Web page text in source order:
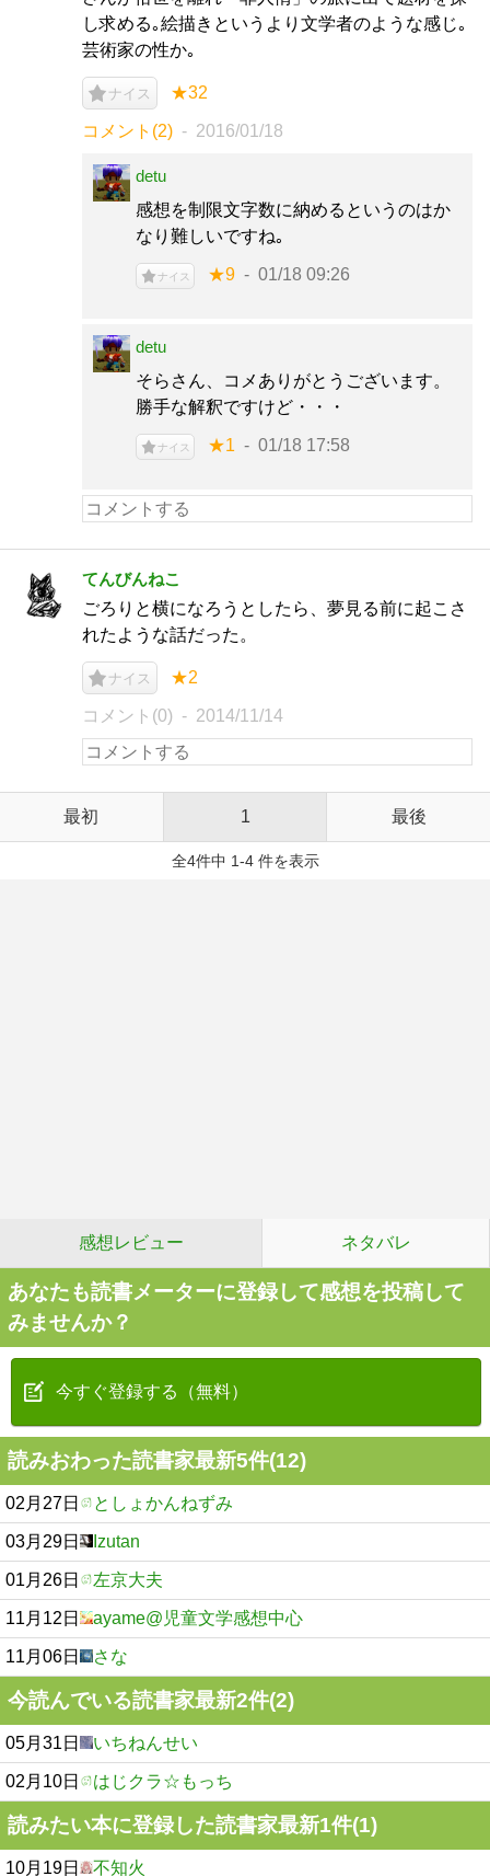
し求める｡絵描きというより文学者のような感じ｡
芸術家の性か｡
ナイス ★32
コメント(2) 2016/01/18
detu
感想を制限文字数に納めるというのはか
なり難しいですね｡
ナイス ★9 01/18 09:26
detu
そらさん、コメありがとうございます。
勝手な解釈ですけど・・・
ナイス ★1 01/18 17:58
てんびんねこ
ごろりと横になろうとしたら、夢見る前に起こさ
れたような話だった。
ナイス ★2
コメント(0) 2014/11/14
最初 1 最後
全4件中 1-4 件を表示
感想レビュー ネタバレ
あなたも読書メーターに登録して感想を投稿して
みませんか？
今すぐ登録する（無料）
読みおわった読書家最新5件(12)
02月27日 としょかんねずみ
03月29日 Izutan
01月26日 左京大夫
11月12日 ayame@児童文学感想中心
11月06日 さな
今読んでいる読書家最新2件(2)
05月31日 いちねんせい
02月10日 はじクラ☆もっち
読みたい本に登録した読書家最新1件(1)
10月19日 不知火